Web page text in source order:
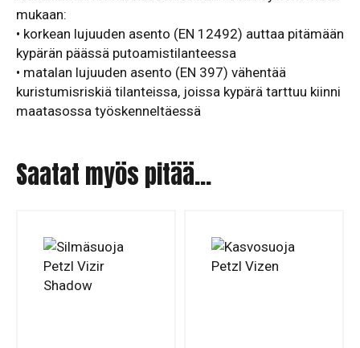
mukaan:
• korkean lujuuden asento (EN 12492) auttaa pitämään
kypärän päässä putoamistilanteessa
• matalan lujuuden asento (EN 397) vähentää
kuristumisriskiä tilanteissa, joissa kypärä tarttuu kiinni
maatasossa työskenneltäessä
Saatat myös pitää...